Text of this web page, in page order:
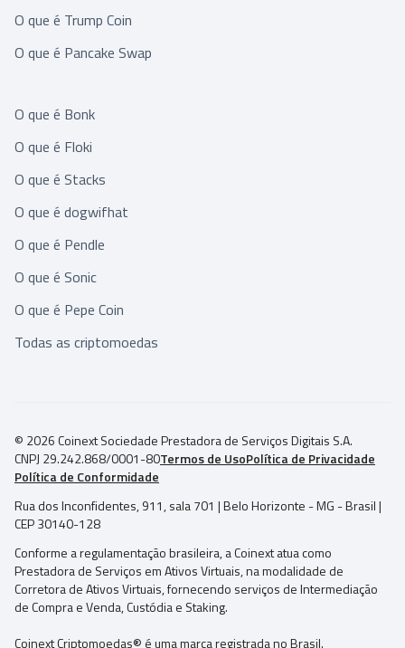
O que é Trump Coin
O que é Pancake Swap
O que é Bonk
O que é Floki
O que é Stacks
O que é dogwifhat
O que é Pendle
O que é Sonic
O que é Pepe Coin
Todas as criptomoedas
© 2026 Coinext Sociedade Prestadora de Serviços Digitais S.A.
CNPJ 29.242.868/0001-80Termos de UsoPolítica de Privacidade
Política de Conformidade
Rua dos Inconfidentes, 911, sala 701 | Belo Horizonte - MG - Brasil |
CEP 30140-128
Conforme a regulamentação brasileira, a Coinext atua como
Prestadora de Serviços em Ativos Virtuais, na modalidade de
Corretora de Ativos Virtuais, fornecendo serviços de Intermediação
de Compra e Venda, Custódia e Staking.
Coinext Criptomoedas® é uma marca registrada no Brasil.